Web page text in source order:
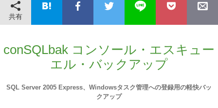
共有
conSQLbak コンソール・エスキュー
エル・バックアップ
SQL Server 2005 Express、Windowsタスク管理への登録用の軽快バッ
クアップ